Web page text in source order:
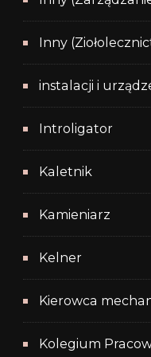
Inny
instalacji i
Introligator
Kaletnik
Kamieniarz
Kelner
Kierowca
Kolegium